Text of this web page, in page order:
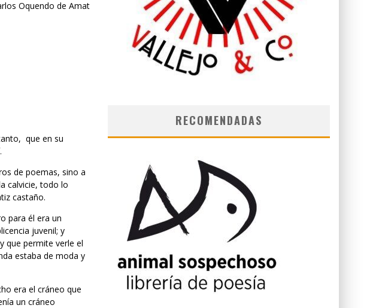
Oquendo de Amat
que en su
de poemas, sino a
calvicie, todo lo
castaño.
para él era un
juvenil; y
que permite verle el
estaba de moda y
era el cráneo que
un cráneo
RECOMENDADAS